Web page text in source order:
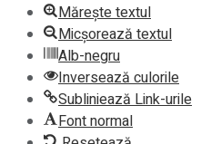
Mărește textul
Micșorează textul
Alb-negru
Inversează culorile
Subliniează Link-urile
Font normal